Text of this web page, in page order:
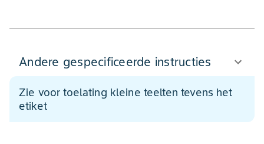
Andere gespecificeerde instructies
Zie voor toelating kleine teelten tevens het
etiket